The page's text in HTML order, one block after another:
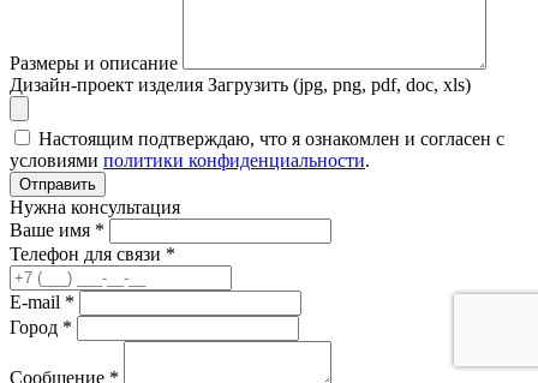
Размеры и описание
Дизайн-проект изделия Загрузить (jpg, png, pdf, doc, xls)
Настоящим подтверждаю, что я ознакомлен и согласен с
условиями политики конфиденциальности.
Отправить
Нужна консультация
Ваше имя *
Телефон для связи *
E-mail *
Город *
Сообщение *